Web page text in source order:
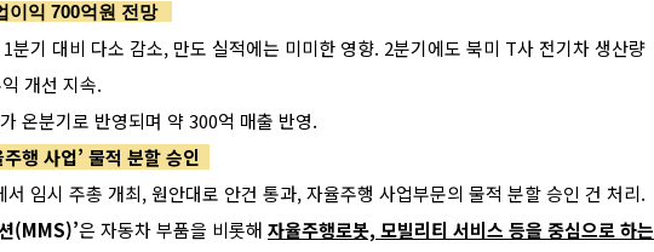
이익 700억원 전망
분기 대비 다소 감소, 만도 실적에는 미미한 영향. 2분기에도 북미 T사 전기차 생산량
개선 지속.
온분기로 반영되며 약 300억 매출 반영.
행 사업’ 물적 분할 승인
임시 주총 개최, 원안대로 안건 통과, 자율주행 사업부문의 물적 분할 승인 건 처리.
(MMS)’은 자동차 부품을 비롯해 자율주행로봇, 모빌리티 서비스 등을 중심으로 하는